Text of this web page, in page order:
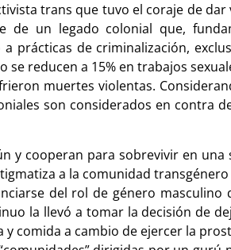
trans que tuvo el coraje de
un legado colonial que,
prácticas de criminalización,
reducen a 15% en trabajos
muertes violentas.
son considerados en contra
y cooperan para sobrevivir en una
a la comunidad
del rol de género masculino
la llevó a tomar la decisión de
comida a cambio de ejercer la